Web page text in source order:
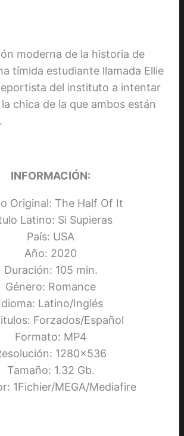
moderna de la historia de
tímida estudiante llamada Ellie
del instituto a intentar
chica de la que ambos están
INFORMACIÓN:
Original: The Half Of It
Latino: Si Supieras
País: USA
Año: 2020
Duración: 105 min.
Género: Romance
Latino/Inglés
Forzados/Español
Formato: MP4
1280×536
Tamaño: 1.32 Gb.
1Fichier/MEGA/Mediafire